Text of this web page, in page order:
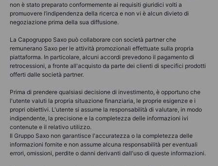
non è stato preparato conformemente ai requisiti giuridici volti a
promuovere l’indipendenza della ricerca e non vi è alcun divieto di
negoziazione prima della sua diffusione.
La Capogruppo Saxo può collaborare con società partner che
remunerano Saxo per le attività promozionali effettuate sulla propria
piattaforma. In particolare, alcuni accordi prevedono il pagamento di
retrocessioni, a fronte all'acquisto da parte dei clienti di specifici prodotti
offerti dalle società partner.
Prima di prendere qualsiasi decisione di investimento, è opportuno che
l'utente valuti la propria situazione finanziaria, le proprie esigenze e i
propri obiettivi. L'utente si assume la responsabilità di valutare, in modo
indipendente, la precisione e la completezza delle informazioni ivi
contenute e il relativo utilizzo.
Il Gruppo Saxo non garantisce l'accuratezza o la completezza delle
informazioni fornite e non assume alcuna responsabilità per eventuali
errori, omissioni, perdite o danni derivanti dall'uso di queste informazioni.